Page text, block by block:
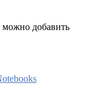
добавить